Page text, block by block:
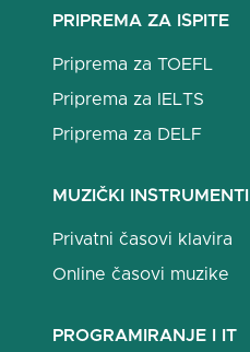
PRIPREMA ZA ISPITE
Priprema za TOEFL
Priprema za IELTS
Priprema za DELF
MUZIČKI INSTRUMENTI
Privatni časovi klavira
Online časovi muzike
PROGRAMIRANJE I IT